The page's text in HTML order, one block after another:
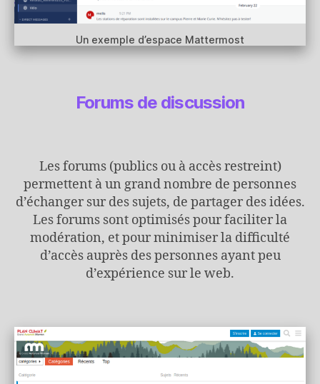
Un exemple d’espace Mattermost
Forums de discussion
Les forums (publics ou à accès restreint)
permettent à un grand nombre de personnes
d’échanger sur des sujets, de partager des idées.
Les forums sont optimisés pour faciliter la
modération, et pour minimiser la difficulté
d’accès auprès des personnes ayant peu
d’expérience sur le web.